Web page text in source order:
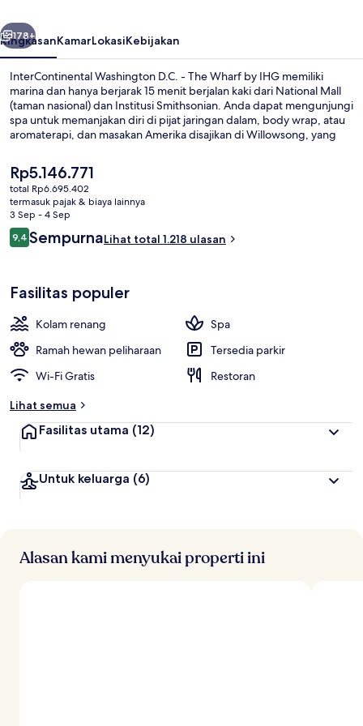
Wharf
by
IHG
Berikutnya
178+
RingkasanKamarLokasiKebijakan
InterContinental Washington D.C. - The Wharf by IHG memiliki
marina dan hanya berjarak 15 menit berjalan kaki dari National Mall
(taman nasional) dan Institusi Smithsonian. Anda dapat mengunjungi
spa untuk memanjakan diri di pijat jaringan dalam, body wrap, atau
aromaterapi, dan masakan Amerika disajikan di Willowsong, yang
lain di hotel mewah ini meliputi 3 bar/lounge, bar tepi kolam renang,
dan pusat kebugaran. Para traveler terkesan dengan kolam renang
dan staf. Transportasi umum berada tidak jauh: Stasiun L'Enfant Plaza
berjarak 10 menit dan Stasiun Waterfront berjarak 11 menit.
Harga
saat
ini
Rp5.146.771
Rp5.146.771
total Rp6.695.402
termasuk pajak & biaya lainnya
3 Sep - 4 Sep
Ulasan
9,49,4 dari 10
SempurnaLihat total 1.218 ulasan
Fasilitas populer
Kolam renang
Spa
Ramah hewan peliharaan
Tersedia parkir
Wi-Fi Gratis
Restoran
Lihat semua
Fasilitas utama (12)
Untuk keluarga (6)
Alasan kami menyukai properti ini